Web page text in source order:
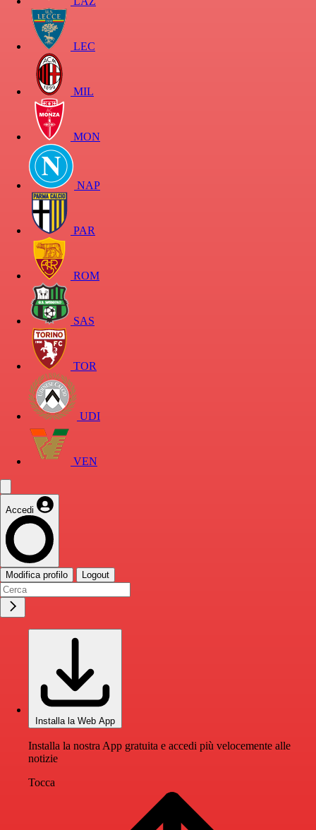
LEC
MIL
MON
NAP
PAR
ROM
SAS
TOR
UDI
VEN
Accedi
Modifica profilo Logout
Installa la Web App
Installa la nostra App gratuita e accedi più velocemente alle
notizie
Tocca